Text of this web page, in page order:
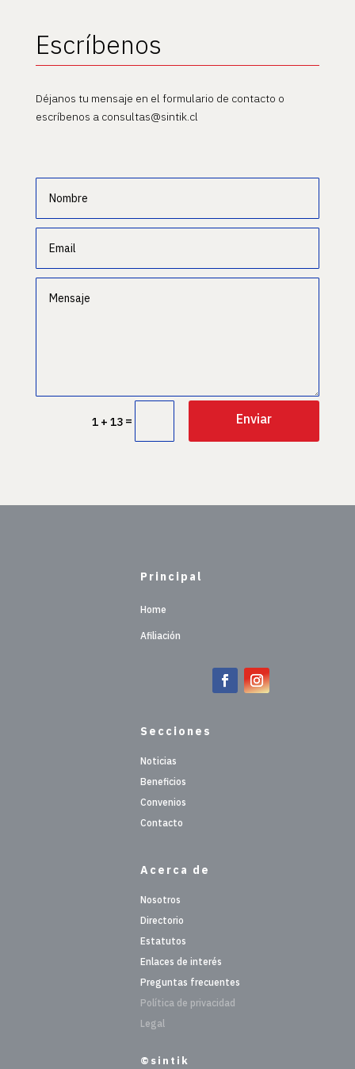
Escríbenos
Déjanos tu mensaje en el formulario de contacto o
escríbenos a consultas@sintik.cl
1 + 13 = Enviar
Principal
Home
Afiliación
Secciones
Noticias
Beneficios
Convenios
Contacto
Acerca de
Nosotros
Directorio
Estatutos
Enlaces de interés
Preguntas frecuentes
Política de privacidad
Legal
©sintik